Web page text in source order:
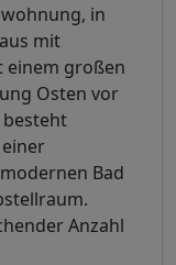
in
mit
einem großen
Osten vor
besteht
Bad
Anzahl